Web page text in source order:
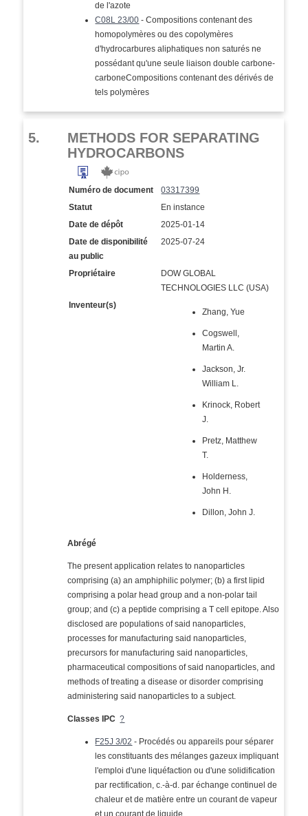
de l'azote
C08L 23/00 - Compositions contenant des
homopolymères ou des copolymères
d'hydrocarbures aliphatiques non saturés ne
possédant qu'une seule liaison double carbone-
carboneCompositions contenant des dérivés de
tels polymères
5.
METHODS FOR SEPARATING
HYDROCARBONS
Numéro de document
03317399
Statut
En instance
Date de dépôt
2025-01-14
Date de disponibilité
au public
2025-07-24
Propriétaire
DOW GLOBAL
TECHNOLOGIES LLC (USA)
Inventeur(s)
Zhang, Yue
Cogswell,
Martin A.
Jackson, Jr.
William L.
Krinock, Robert
J.
Pretz, Matthew
T.
Holderness,
John H.
Dillon, John J.
Abrégé
The present application relates to nanoparticles
comprising (a) an amphiphilic polymer; (b) a first lipid
comprising a polar head group and a non-polar tail
group; and (c) a peptide comprising a T cell epitope. Also
disclosed are populations of said nanoparticles,
processes for manufacturing said nanoparticles,
precursors for manufacturing said nanoparticles,
pharmaceutical compositions of said nanoparticles, and
methods of treating a disease or disorder comprising
administering said nanoparticles to a subject.
Classes IPC ?
F25J 3/02 - Procédés ou appareils pour séparer
les constituants des mélanges gazeux impliquant
l'emploi d'une liquéfaction ou d'une solidification
par rectification, c.-à-d. par échange continuel de
chaleur et de matière entre un courant de vapeur
et un courant de liquide